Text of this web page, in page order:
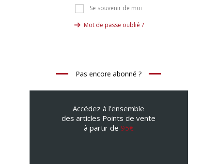
Se souvenir de moi
Mot de passe oublié ?
Pas encore abonné ?
Accédez à l’ensemble
des articles Points de vente
à partir de 95€